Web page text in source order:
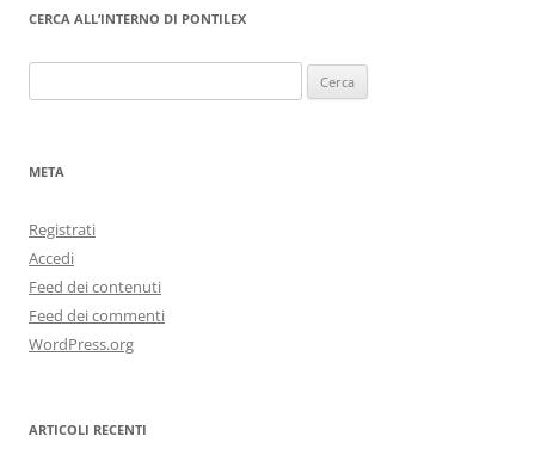
CERCA ALL’INTERNO DI PONTILEX
per:
META
Registrati
Accedi
Feed dei contenuti
Feed dei commenti
WordPress.org
ARTICOLI RECENTI